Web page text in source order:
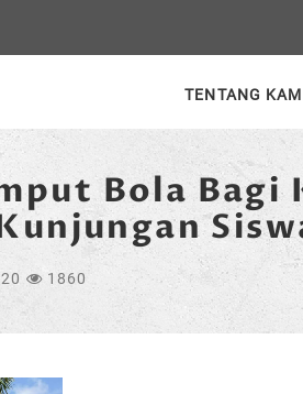
TENTANG
Bola Bagi
1860